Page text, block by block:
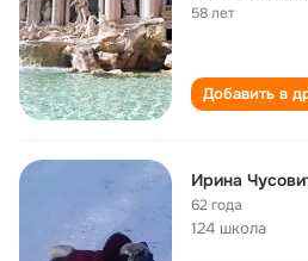
58 лет
Добавить в
Ирина
62 года
124 школа